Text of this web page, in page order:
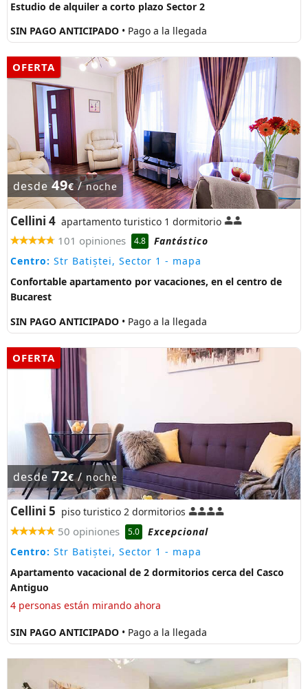
Estudio de alquiler a corto plazo Sector 2
SIN PAGO ANTICIPADO • Pago a la llegada
OFERTA
desde 49€/noche
Cellini 4 apartamento turistico 1 dormitorio
101 opiniones 4.8
Fantástico
Centro: Str Batiștei, Sector 1 - mapa
Confortable apartamento por vacaciones, en el centro de
Bucarest
SIN PAGO ANTICIPADO • Pago a la llegada
OFERTA
desde 72€/ noche
Cellini 5 piso turistico 2 dormitorios
50 opiniones 5.0
Excepcional
Centro: Str Batiștei, Sector 1 - mapa
Apartamento vacacional de 2 dormitorios cerca del Casco
Antiguo
4 personas están mirando ahora
SIN PAGO ANTICIPADO • Pago a la llegada